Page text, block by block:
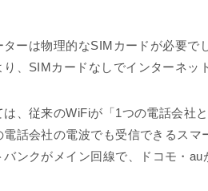
ーは物理的なSIMカードが必要で
、SIMカードなしでインターネッ
、従来のWiFiが「1つの電話会社
電話会社の電波でも受信できるス
ンクがメイン回線で、ドコモ・au